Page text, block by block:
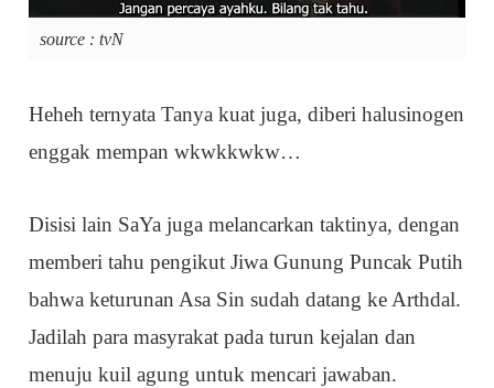
source : tvN
Heheh ternyata Tanya kuat juga, diberi halusinogen
enggak mempan wkwkkwkw…
Disisi lain SaYa juga melancarkan taktinya, dengan
memberi tahu pengikut Jiwa Gunung Puncak Putih
bahwa keturunan Asa Sin sudah datang ke Arthdal.
Jadilah para masyrakat pada turun kejalan dan
menuju kuil agung untuk mencari jawaban.